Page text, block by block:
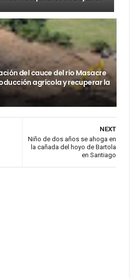
del cauce del río Masacre
agrícola y recuperar la
NEXT
Niño de dos años se ahoga en
la cañada del hoyo de Bartola
en Santiago